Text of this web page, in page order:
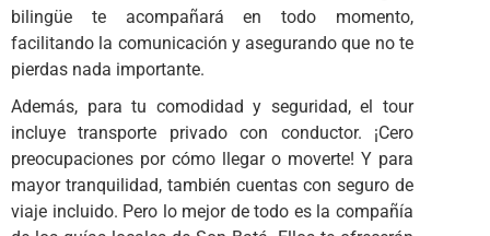
bilingüe te acompañará en todo momento,
facilitando la comunicación y asegurando que no te
pierdas nada importante.
Además, para tu comodidad y seguridad, el tour
incluye transporte privado con conductor. ¡Cero
preocupaciones por cómo llegar o moverte! Y para
mayor tranquilidad, también cuentas con seguro de
viaje incluido. Pero lo mejor de todo es la compañía